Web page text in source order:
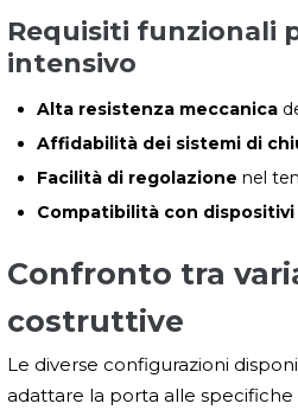
Requisiti funzionali
intensivo
Alta resistenza meccanica
Affidabilità dei sistemi di
Facilità di regolazione nel
Compatibilità con
Confronto tra
costruttive
Le diverse configurazioni
adattare la porta alle